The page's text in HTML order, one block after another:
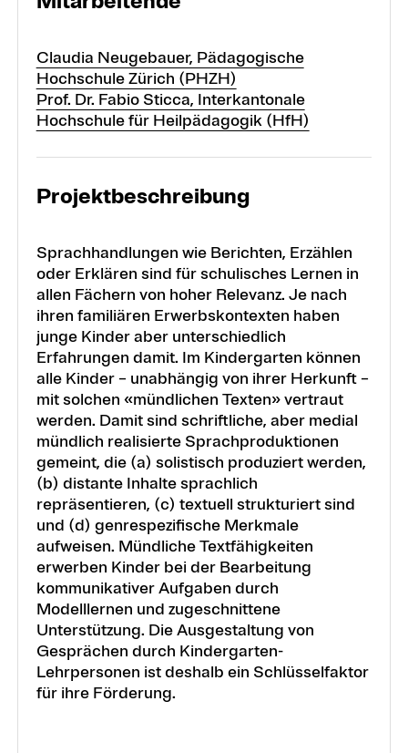
Claudia Neugebauer, Pädagogische
Hochschule Zürich (PHZH)
Prof. Dr. Fabio Sticca, Interkantonale
Hochschule für Heilpädagogik (HfH)
Projektbeschreibung
Sprachhandlungen wie Berichten, Erzählen
oder Erklären sind für schulisches Lernen in
allen Fächern von hoher Relevanz. Je nach
ihren familiären Erwerbskontexten haben
junge Kinder aber unterschiedlich
Erfahrungen damit. Im Kindergarten können
alle Kinder – unabhängig von ihrer Herkunft –
mit solchen «mündlichen Texten» vertraut
werden. Damit sind schriftliche, aber medial
mündlich realisierte Sprachproduktionen
gemeint, die (a) solistisch produziert werden,
(b) distante Inhalte sprachlich
repräsentieren, (c) textuell strukturiert sind
und (d) genrespezifische Merkmale
aufweisen. Mündliche Textfähigkeiten
erwerben Kinder bei der Bearbeitung
kommunikativer Aufgaben durch
Modelllernen und zugeschnittene
Unterstützung. Die Ausgestaltung von
Gesprächen durch Kindergarten-
Lehrpersonen ist deshalb ein Schlüsselfaktor
für ihre Förderung.